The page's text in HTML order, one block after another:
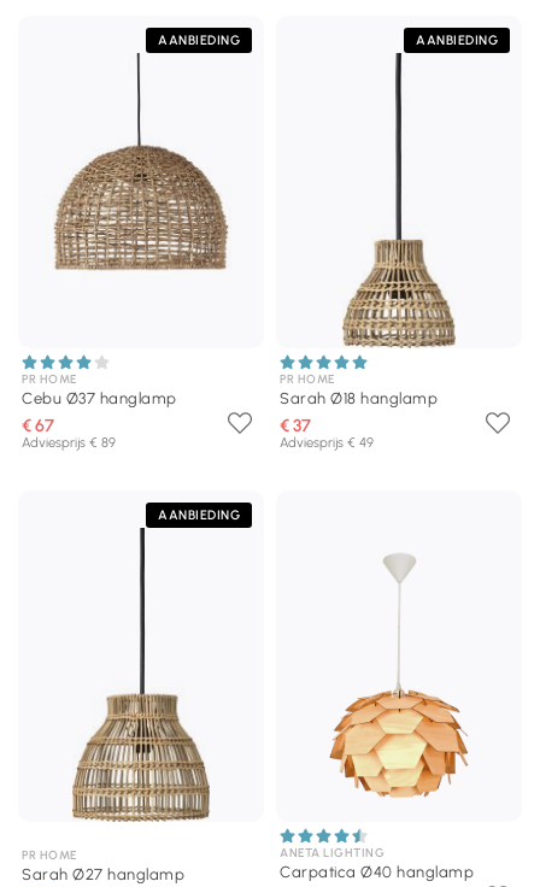
AANBIEDING
PR HOME
Cebu Ø37 hanglamp
€ 67
Adviesprijs € 89
AANBIEDING
PR HOME
Sarah Ø18 hanglamp
€ 37
Adviesprijs € 49
AANBIEDING
PR HOME
Sarah Ø27 hanglamp
ANETA LIGHTING
Carpatica Ø40 hanglamp